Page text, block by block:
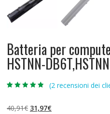
Batteria per
HSTNN-
base di
recensioni
(2 recensioni dei
40,91€ Il
31,97€Il